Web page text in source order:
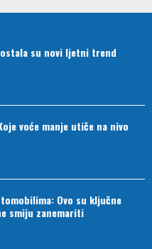
su novi ljetni trend
voće manje utiče na nivo
Ovo su ključne
smiju zanemariti